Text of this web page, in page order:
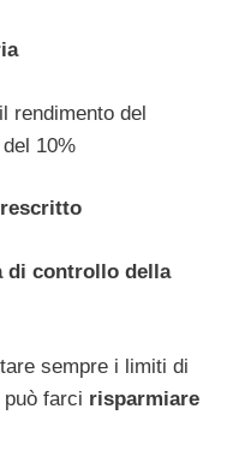
rendimento del
10%
di controllo della
sempre i limiti di
farci risparmiare